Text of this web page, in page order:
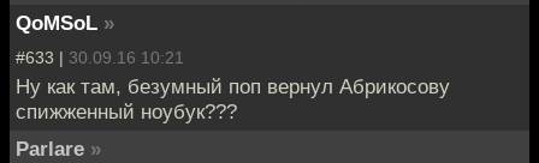
QoMSoL »
#633 | 30.09.16 10:21
Ну как там, безумный поп вернул Абрикосову
спижженный ноубук???
Parlare »